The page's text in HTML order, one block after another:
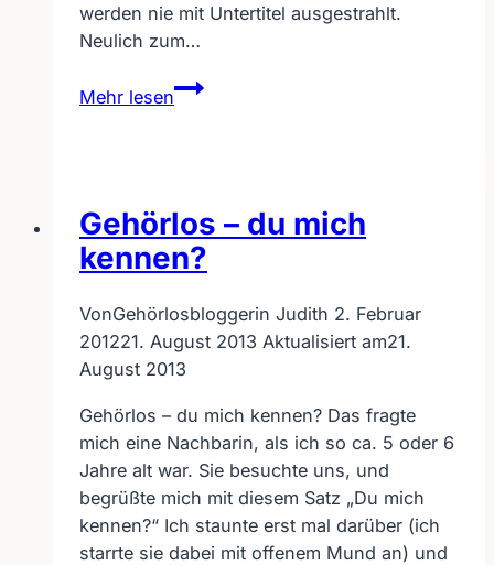
werden nie mit Untertitel ausgestrahlt.
Neulich zum…
Mehr lesen
Untertitel
nur
WOW
Gehörlos – du mich
kennen?
VonGehörlosbloggerin Judith 2. Februar
201221. August 2013 Aktualisiert am21.
August 2013
Gehörlos – du mich kennen? Das fragte
mich eine Nachbarin, als ich so ca. 5 oder 6
Jahre alt war. Sie besuchte uns, und
begrüßte mich mit diesem Satz „Du mich
kennen?“ Ich staunte erst mal darüber (ich
starrte sie dabei mit offenem Mund an) und